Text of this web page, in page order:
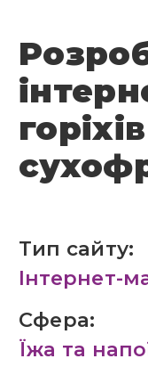
Тип сайту:
Інтернет-
Сфера:
Їжа та